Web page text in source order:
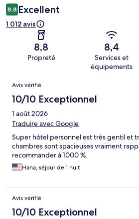
8,8 Excellent
1 012 avis
8,8
Propreté
8,4
Services et
équipements
Avis
Avis vérifié
10/10 Exceptionnel
1 août 2026
Traduire avec Google
Super hôtel personnel est très gentil et
chambres sont spacieuses vraiment
recommander à 1000 %.
Hana, séjour de 1 nuit
Avis vérifié
10/10 Exceptionnel